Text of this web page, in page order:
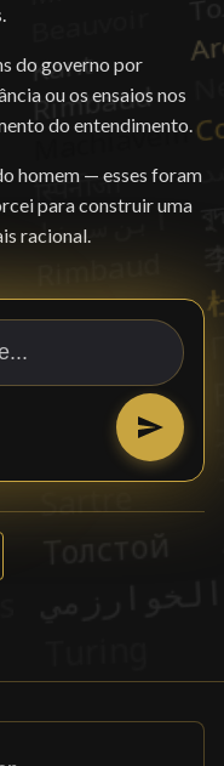
do governo por
ou os ensaios nos
do entendimento.
homem — esses foram
para construir uma
racional.